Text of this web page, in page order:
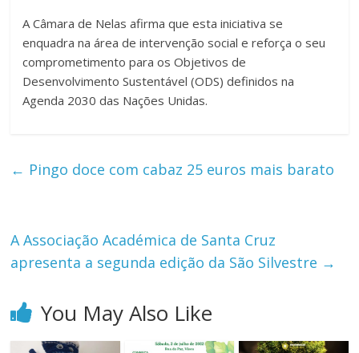
A Câmara de Nelas afirma que esta iniciativa se
enquadra na área de intervenção social e reforça o seu
comprometimento para os Objetivos de
Desenvolvimento Sustentável (ODS) definidos na
Agenda 2030 das Nações Unidas.
← Pingo doce com cabaz 25 euros mais barato
A Associação Académica de Santa Cruz
apresenta a segunda edição da São Silvestre →
You May Also Like